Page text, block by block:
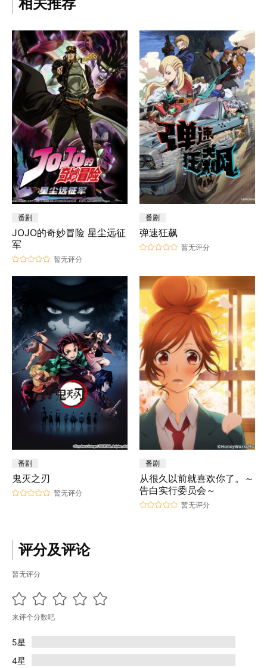
番剧
JOJO的奇妙冒险 星尘远征
军
暂无评分
番剧
弹速狂飙
暂无评分
番剧
鬼灭之刃
暂无评分
番剧
从很久以前就喜欢你了。～
告白实行委员会～
暂无评分
评分及评论
暂无评分
来评个分数吧
5星
4星